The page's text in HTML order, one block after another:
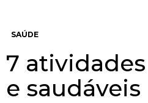
SAÚDE
7
e saudáveis